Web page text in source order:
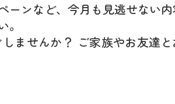
ーンなど、今月も見逃せない
ませんか？ ご家族やお友達と